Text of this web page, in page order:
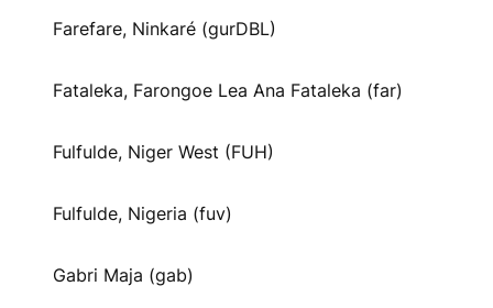
Farefare, Ninkaré (gurDBL)
Fataleka, Farongoe Lea Ana Fataleka (far)
Fulfulde, Niger West (FUH)
Fulfulde, Nigeria (fuv)
Gabri Maja (gab)